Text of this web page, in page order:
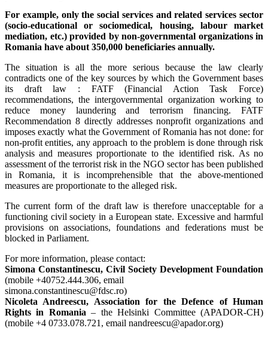
For example, only the social services and related services sector
(socio-educational or sociomedical, housing, labour market
mediation, etc.) provided by non-governmental organizations in
Romania have about 350,000 beneficiaries annually.
The situation is all the more serious because the law clearly
contradicts one of the key sources by which the Government bases
its draft law : FATF (Financial Action Task Force)
recommendations, the intergovernmental organization working to
reduce money laundering and terrorism financing. FATF
Recommendation 8 directly addresses nonprofit organizations and
imposes exactly what the Government of Romania has not done: for
non-profit entities, any approach to the problem is done through risk
analysis and measures proportionate to the identified risk. As no
assessment of the terrorist risk in the NGO sector has been published
in Romania, it is incomprehensible that the above-mentioned
measures are proportionate to the alleged risk.
The current form of the draft law is therefore unacceptable for a
functioning civil society in a European state. Excessive and harmful
provisions on associations, foundations and federations must be
blocked in Parliament.
For more information, please contact:
Simona Constantinescu, Civil Society Development Foundation
(mobile +40752.444.306, email
simona.constantinescu@fdsc.ro)
Nicoleta Andreescu, Association for the Defence of Human
Rights in Romania – the Helsinki Committee (APADOR-CH)
(mobile +4 0733.078.721, email nandreescu@apador.org)